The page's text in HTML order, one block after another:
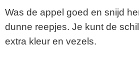
Was de appel goed en snijd
dunne reepjes. Je kunt de
extra kleur en vezels.